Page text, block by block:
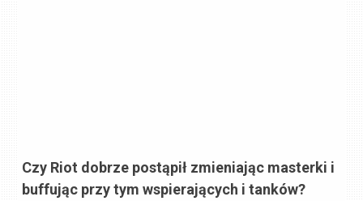
Czy Riot dobrze postąpił zmieniając masterki i
buffując przy tym wspierających i tanków?